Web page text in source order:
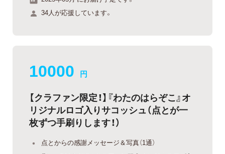
34人が応援しています。
10000 円
【クラファン限定！】『わたのはらぞこ』オ
リジナルロゴ入りサコッシュ（点とが一
枚ずつ手刷りします！）
点とからの感謝メッセージ＆写真（1通）